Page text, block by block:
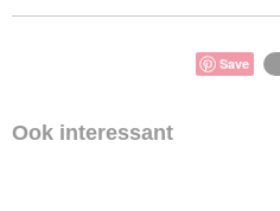
Save
Ook interessant